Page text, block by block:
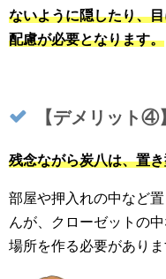
ないように隠したり、
配慮が必要となります。
【デメリット④
残念ながら炭八は、置
部屋や押入れの中など
んが、クローゼットの
場所を作る必要がありま